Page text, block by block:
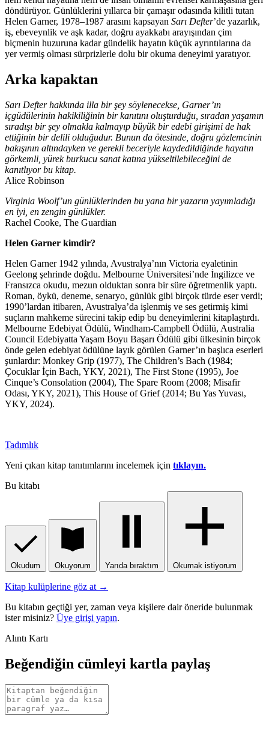
döndürüyor. Günlüklerini yıllarca bir çamaşır odasında kilitli tutan
Helen Garner, 1978–1987 arasını kapsayan Sarı Defter’de yazarlık,
iş, ebeveynlik ve aşk kadar, doğru ayakkabı arayışından çim
biçmenin huzuruna kadar gündelik hayatın küçük ayrıntılarına da
yer vermiş olması sürprizlerle dolu bir okuma deneyimi yaratıyor.
Arka kapaktan
Sarı Defter hakkında illa bir şey söylenecekse, Garner’ın
içgüdülerinin hakikiliğinin bir kanıtını oluşturduğu, sıradan yaşamın
sıradışı bir şey olmakla kalmayıp büyük bir edebi girişimi de hak
ettiğinin bir delili olduğudur. Bunun da ötesinde, doğru gözlemcinin
bakışının altındayken ve gerekli beceriyle kaydedildiğinde hayatın
görkemli, yürek burkucu sanat katına yükseltilebileceğini de
kanıtlıyor bu kitap.
Alice Robinson
Virginia Woolf’un günlüklerinden bu yana bir yazarın yayımladığı
en iyi, en zengin günlükler.
Rachel Cooke, The Guardian
Helen Garner kimdir?
Helen Garner 1942 yılında, Avustralya’nın Victoria eyaletinin
Geelong şehrinde doğdu. Melbourne Üniversitesi’nde İngilizce ve
Fransızca okudu, mezun olduktan sonra bir süre öğretmenlik yaptı.
Roman, öykü, deneme, senaryo, günlük gibi birçok türde eser verdi;
1990’lardan itibaren, Avustralya’da işlenmiş ve ses getirmiş kimi
suçların mahkeme sürecini takip edip bu deneyimlerini kitaplaştırdı.
Melbourne Edebiyat Ödülü, Windham-Campbell Ödülü, Australia
Council Edebiyatta Yaşam Boyu Başarı Ödülü gibi ülkesinin birçok
önde gelen edebiyat ödülüne layık görülen Garner’ın başlıca eserleri
şunlardır: Monkey Grip (1977), The Children’s Bach (1984;
Çocuklar İçin Bach, YKY, 2021), The First Stone (1995), Joe
Cinque’s Consolation (2004), The Spare Room (2008; Misafir
Odası, YKY, 2021), This House of Grief (2014; Bu Yas Yuvası,
YKY, 2024).
Tadımlık
Yeni çıkan kitap tanıtımlarını incelemek için tıklayın.
Bu kitabı
Okudum Okuyorum Yarıda bıraktım Okumak istiyorum
Kitap kulüplerine göz at →
Bu kitabın geçtiği yer, zaman veya kişilere dair öneride bulunmak
ister misiniz? Üye girişi yapın.
Alıntı Kartı
Beğendiğin cümleyi kartla paylaş
Alıntı
metni